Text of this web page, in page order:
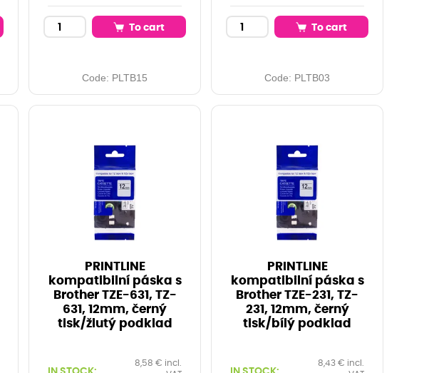
To cart
Code: PLTB15
To cart
Code: PLTB03
PRINTLINE
kompatibilní páska s
Brother TZE-631, TZ-
631, 12mm, černý
tisk/žlutý podklad
8,58 € incl.
PRINTLINE
kompatibilní páska s
Brother TZE-231, TZ-
231, 12mm, černý
tisk/bílý podklad
8,43 € incl.